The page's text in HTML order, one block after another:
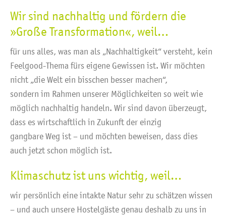
Wir sind nachhaltig und fördern die
»Große Transformation«, weil…
für uns alles, was man als „Nachhaltigkeit“ versteht, kein
Feelgood-Thema fürs eigene Gewissen ist. Wir möchten
nicht „die Welt ein bisschen besser machen“,
sondern im Rahmen unserer Möglichkeiten so weit wie
möglich nachhaltig handeln. Wir sind davon überzeugt,
dass es wirtschaftlich in Zukunft der einzig
gangbare Weg ist – und möchten beweisen, dass dies
auch jetzt schon möglich ist.
Klimaschutz ist uns wichtig, weil…
wir persönlich eine intakte Natur sehr zu schätzen wissen
– und auch unsere Hostelgäste genau deshalb zu uns in